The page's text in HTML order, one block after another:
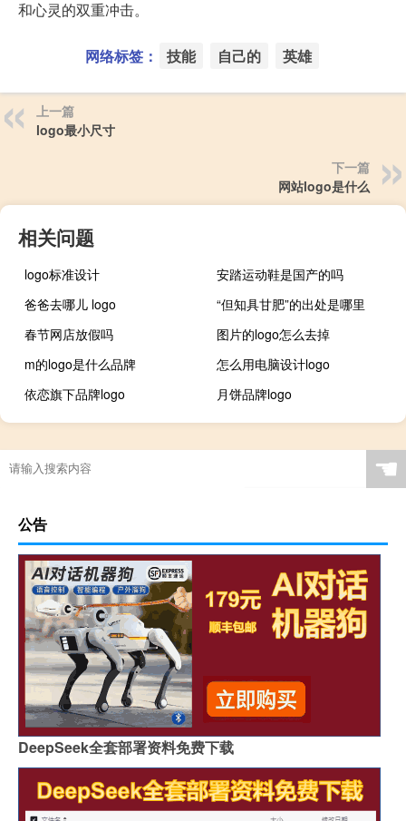
和心灵的双重冲击。
网络标签： 技能 自己的 英雄
上一篇
logo最小尺寸
下一篇
网站logo是什么
相关问题
logo标准设计
安踏运动鞋是国产的吗
爸爸去哪儿 logo
“但知具甘肥”的出处是哪里
春节网店放假吗
图片的logo怎么去掉
m的logo是什么品牌
怎么用电脑设计logo
依恋旗下品牌logo
月饼品牌logo
☚
公告
DeepSeek全套部署资料免费下载